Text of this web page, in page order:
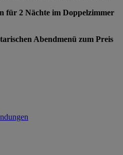
für 2 Nächte im Doppelzimmer
Abendmenü zum Preis